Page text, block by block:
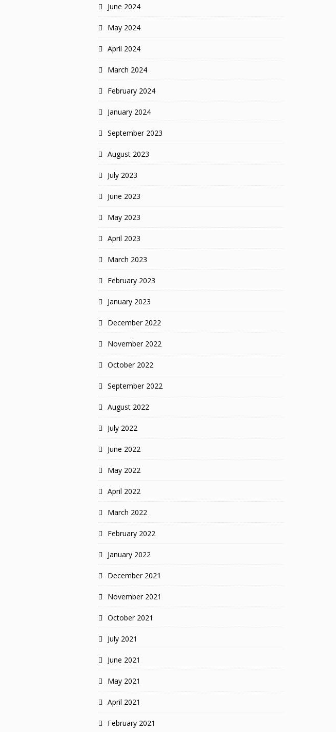
June 2024
May 2024
April 2024
March 2024
February 2024
January 2024
September 2023
August 2023
July 2023
June 2023
May 2023
April 2023
March 2023
February 2023
January 2023
December 2022
November 2022
October 2022
September 2022
August 2022
July 2022
June 2022
May 2022
April 2022
March 2022
February 2022
January 2022
December 2021
November 2021
October 2021
July 2021
June 2021
May 2021
April 2021
February 2021